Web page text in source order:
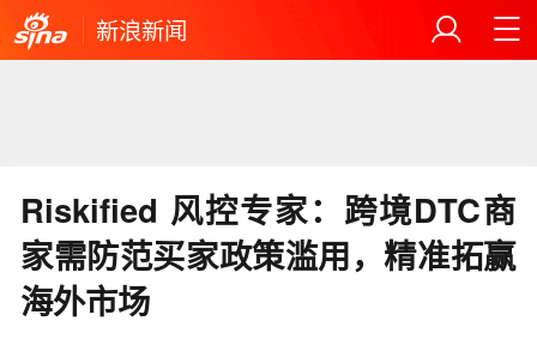
新浪新闻
Riskified 风控专家：跨境DTC商
家需防范买家政策滥用，精准拓赢
海外市场